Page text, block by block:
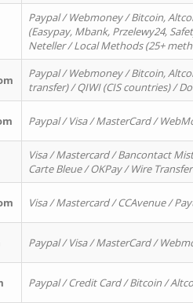
Paypal / Webmoney / Bitcoin,
(Easypay, Mbank, Przelewy24,
Neteller / Local Methods (25+
Paypal / Webmoney / Bitcoin,
transfer) / QIWI (CIS countries) /
Paypal / Visa / MasterCard /
Visa / Mastercard / Bancontact
Carte Bleue / OKPay / Wire
Visa / Mastercard / CCAvenue /
Paypal / Visa / MasterCard /
Paypal / Credit Card / Bitcoin /